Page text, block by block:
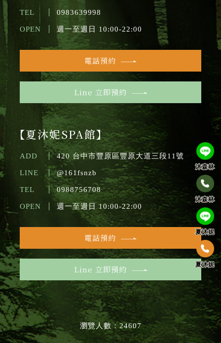
沐森林
沐森林
夏沐妮
夏沐妮
TEL 0983639998
OPEN 週一至週日 10:00-22:00
電話預約
Line 立即預約
【夏沐妮SPA館】
ADD 420 台中市豐原區豐原大道三段11號
LINE @161fsnzb
TEL 0988756708
OPEN 週一至週日 10:00-22:00
電話預約
Line 立即預約
瀏覽人數：24607